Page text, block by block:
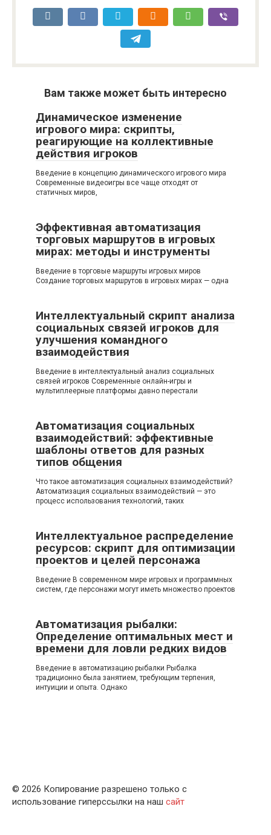
Вам также может быть интересно
Динамическое изменение
игрового мира: скрипты,
реагирующие на коллективные
действия игроков
Введение в концепцию динамического игрового мира
Современные видеоигры все чаще отходят от
статичных миров,
Эффективная автоматизация
торговых маршрутов в игровых
мирах: методы и инструменты
Введение в торговые маршруты игровых миров
Создание торговых маршрутов в игровых мирах — одна
Интеллектуальный скрипт анализа
социальных связей игроков для
улучшения командного
взаимодействия
Введение в интеллектуальный анализ социальных
связей игроков Современные онлайн-игры и
мультиплеерные платформы давно перестали
Автоматизация социальных
взаимодействий: эффективные
шаблоны ответов для разных
типов общения
Что такое автоматизация социальных взаимодействий?
Автоматизация социальных взаимодействий — это
процесс использования технологий, таких
Интеллектуальное распределение
ресурсов: скрипт для оптимизации
проектов и целей персонажа
Введение В современном мире игровых и программных
систем, где персонажи могут иметь множество проектов
Автоматизация рыбалки:
Определение оптимальных мест и
времени для ловли редких видов
Введение в автоматизацию рыбалки Рыбалка
традиционно была занятием, требующим терпения,
интуиции и опыта. Однако
© 2026 Копирование разрешено только с
использование гиперссылки на наш сайт